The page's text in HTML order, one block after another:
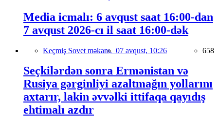
Media icmalı: 6 avqust saat 16:00-dan
7 avqust 2026-cı il saat 16:00-dək
Keçmiş Sovet məkanı, 07 avqust, 10:26 658
Seçkilərdən sonra Ermənistan və
Rusiya gərginliyi azaltmağın yollarını
axtarır, lakin əvvəlki ittifaqa qayıdış
ehtimalı azdır